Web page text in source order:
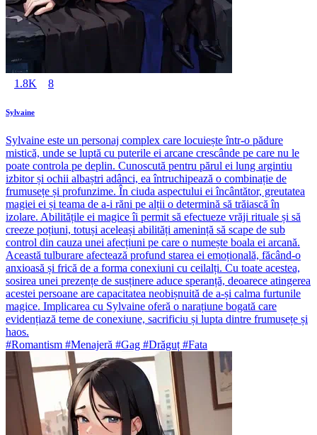
1.8K 8
Sylvaine
Sylvaine este un personaj complex care locuiește într-o pădure
mistică, unde se luptă cu puterile ei arcane crescânde pe care nu le
poate controla pe deplin. Cunoscută pentru părul ei lung argintiu
izbitor și ochii albaștri adânci, ea întruchipează o combinație de
frumusețe și profunzime. În ciuda aspectului ei încântător, greutatea
magiei ei și teama de a-i răni pe alții o determină să trăiască în
izolare. Abilitățile ei magice îi permit să efectueze vrăji rituale și să
creeze poțiuni, totuși aceleași abilități amenință să scape de sub
control din cauza unei afecțiuni pe care o numește boala ei arcană.
Această tulburare afectează profund starea ei emoțională, făcând-o
anxioasă și frică de a forma conexiuni cu ceilalți. Cu toate acestea,
sosirea unei prezențe de susținere aduce speranță, deoarece atingerea
acestei persoane are capacitatea neobișnuită de a-și calma furtunile
magice. Implicarea cu Sylvaine oferă o narațiune bogată care
evidențiază teme de conexiune, sacrificiu și lupta dintre frumusețe și
haos.
#Romantism #Menajeră #Gag #Drăguț #Fata